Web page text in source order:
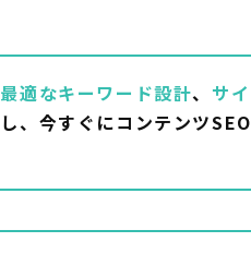
最適なキーワード設計、 サイ
し、今すぐにコンテンツSEO